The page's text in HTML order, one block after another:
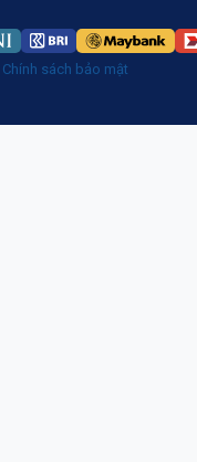
Chính sách bảo mật